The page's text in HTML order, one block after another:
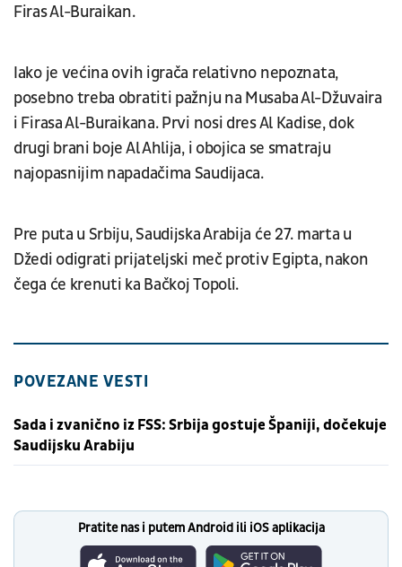
Firas Al-Buraikan.
Iako je većina ovih igrača relativno nepoznata,
posebno treba obratiti pažnju na Musaba Al-Džuvaira
i Firasa Al-Buraikana. Prvi nosi dres Al Kadise, dok
drugi brani boje Al Ahlija, i obojica se smatraju
najopasnijim napadačima Saudijaca.
Pre puta u Srbiju, Saudijska Arabija će 27. marta u
Džedi odigrati prijateljski meč protiv Egipta, nakon
čega će krenuti ka Bačkoj Topoli.
POVEZANE VESTI
Sada i zvanično iz FSS: Srbija gostuje Španiji, dočekuje
Saudijsku Arabiju
Pratite nas i putem Android ili iOS aplikacija